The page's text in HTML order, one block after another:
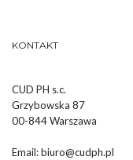
KONTAKT
CUD PH s.c.
Grzybowska 87
00-844 Warszawa
Email:biuro@cudph.pl